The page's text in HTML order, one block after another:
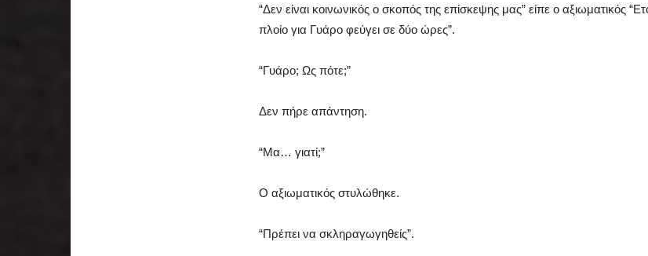
“Δεν είναι κοινωνικός ο σκοπός της επίσκεψης μας” είπε ο αξιωματικός
πλοίο για Γυάρο φεύγει σε δύο ώρες”.
“Γυάρο; Ως πότε;”
Δεν πήρε απάντηση.
“Μα… γιατί;”
Ο αξιωματικός στυλώθηκε.
“Πρέπει να σκληραγωγηθείς”.